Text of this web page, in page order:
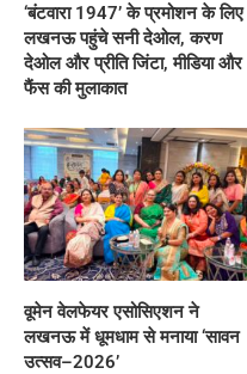
‘बंटवारा 1947’ के प्रमोशन के लिए
लखनऊ पहुंचे सनी देओल, करण
देओल और प्रीति जिंटा, मीडिया और
फैंस की मुलाकात
वूमेन वेलफेयर एसोसिएशन ने
लखनऊ में धूमधाम से मनाया ‘सावन
उत्सव–2026’